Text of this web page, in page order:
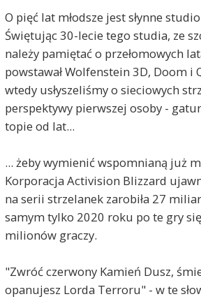
O pięć lat młodsze jest słynne
Świętując 30-lecie tego studia, ze
należy pamiętać o przełomowych
powstawał Wolfenstein 3D, Doom i
wtedy usłyszeliśmy o sieciowych
perspektywy pierwszej osoby -
topie od lat...
... żeby wymienić wspomnianą już
Korporacja Activision Blizzard
na serii strzelanek zarobiła 27
samym tylko 2020 roku po te gry
milionów graczy.
"Zwróć czerwony Kamień Dusz,
opanujesz Lorda Terroru" - w te